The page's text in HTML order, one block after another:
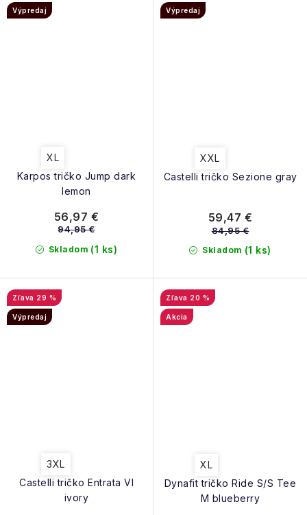
Karpos tričko Jump dark
lemon
Výpredaj
XL
Skladom (1 ks)
56,97 €
94,95 €
Castelli tričko Sezione gray
Výpredaj
XXL
Skladom (1 ks)
59,47 €
84,95 €
Castelli tričko Entrata VI
ivory
29 %
Výpredaj
3XL
Dynafit tričko Ride S/S Tee
M blueberry
20 %
Akcia
XL